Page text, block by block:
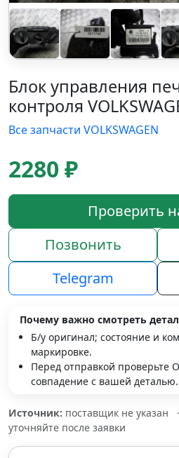
Блок управления
контроля
Все запчасти VOLKSWAGEN
2280 ₽
Проверить
Позвонить
Telegram
Почему важно смотреть
Б/у оригинал; состояние и
маркировке.
Перед отправкой проверьте
совпадение с вашей деталью.
Источник: поставщик не указан ·
уточняйте после заявки